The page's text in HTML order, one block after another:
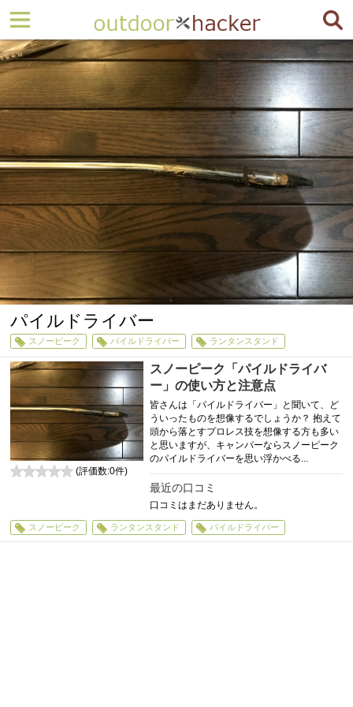
パイルドライバー
スノーピーク パイルドライバー ランタンスタンド
スノーピーク「パイルドライバ
ー」の使い方と注意点
皆さんは「パイルドライバー」と聞いて、ど
ういったものを想像するでしょうか？ 抱えて
頭から落とすプロレス技を想像する方も多い
と思いますが、キャンパーならスノーピーク
のパイルドライバーを思い浮かべる...
最近の口コミ
口コミはまだありません。
(評価数:0件)
スノーピーク ランタンスタンド パイルドライバー